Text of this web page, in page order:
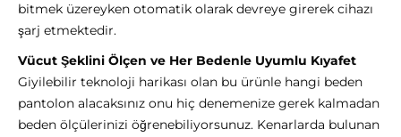
bitmek üzereyken otomatik olarak devreye girerek cihazı
şarj etmektedir.
Vücut Şeklini Ölçen ve Her Bedenle Uyumlu Kıyafet
Giyilebilir teknoloji harikası olan bu ürünle hangi beden
pantolon alacaksınız onu hiç denemenize gerek kalmadan
beden ölçülerinizi öğrenebiliyorsunuz. Kenarlarda bulunan